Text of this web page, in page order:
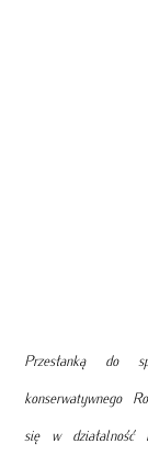
Przesłanką do
konserwatywnego
się w działalność